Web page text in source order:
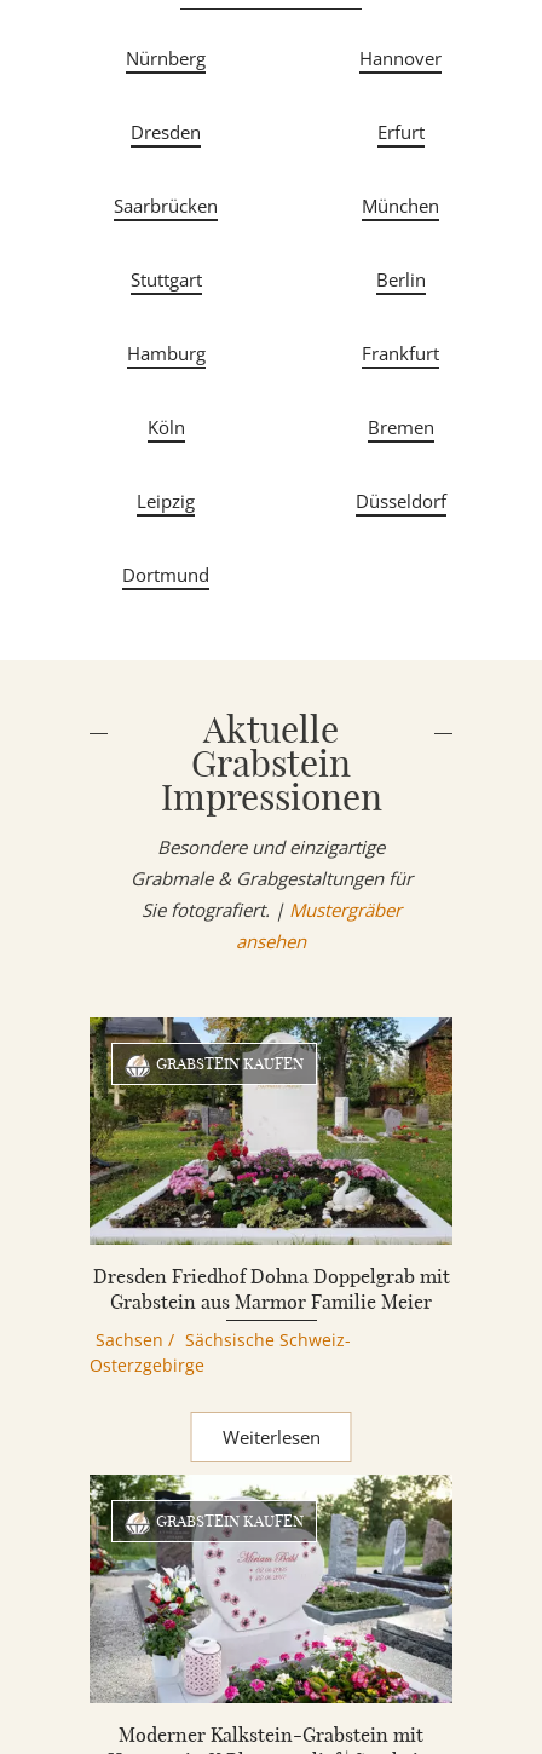
Nürnberg Hannover
Dresden Erfurt
Saarbrücken München
Stuttgart Berlin
Hamburg Frankfurt
Köln Bremen
Leipzig Düsseldorf
Dortmund
Aktuelle
Grabstein
Impressionen
Besondere und einzigartige
Grabmale & Grabgestaltungen für
Sie fotografiert. | Mustergräber
ansehen
GRABSTEIN KAUFEN
Dresden Friedhof Dohna Doppelgrab mit
Grabstein aus Marmor Familie Meier
Sachsen / Sächsische Schweiz-
Osterzgebirge
Weiterlesen
GRABSTEIN KAUFEN
Moderner Kalkstein-Grabstein mit